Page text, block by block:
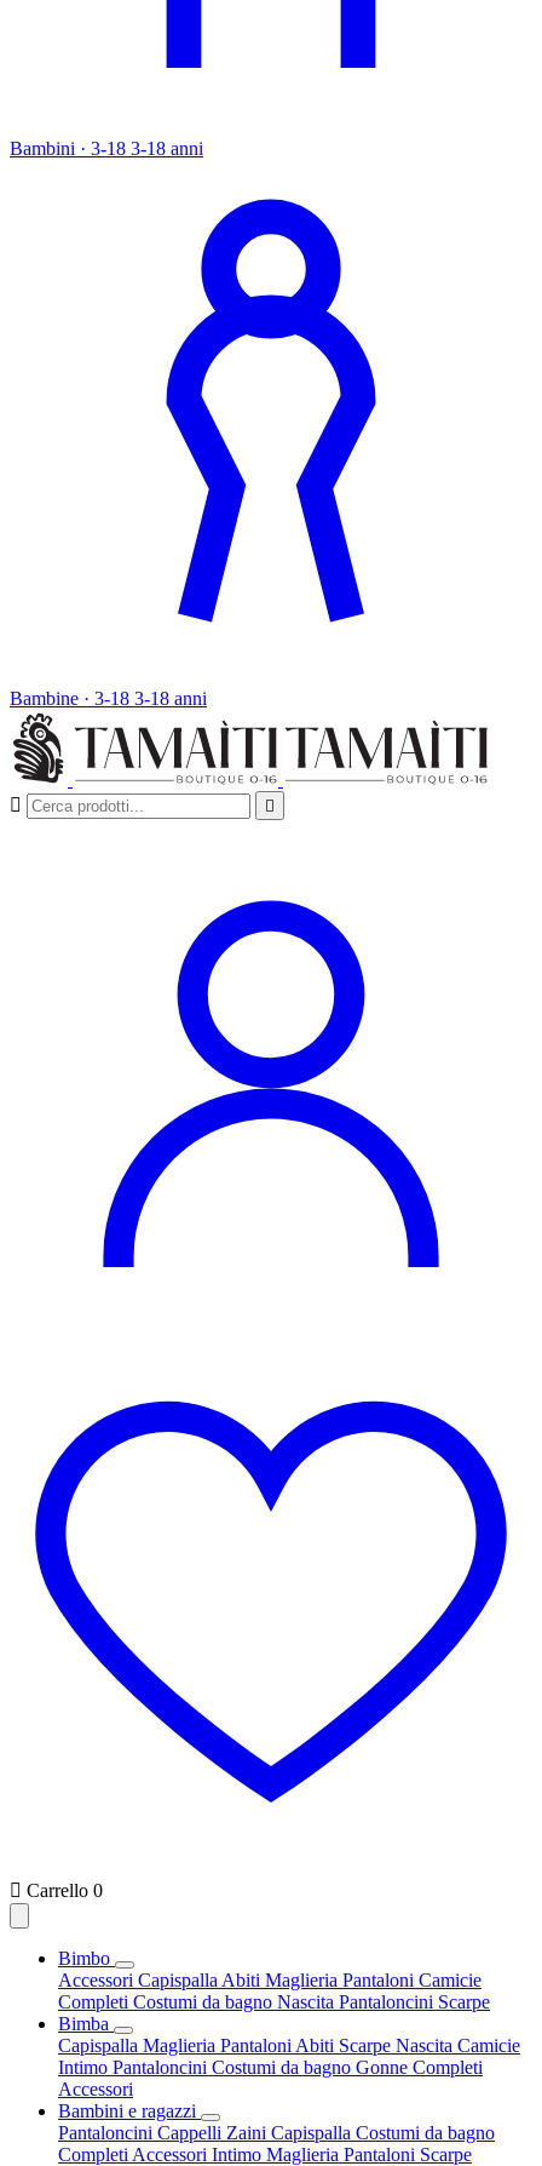
Bambini · 3-18 3-18 anni
Bambine · 3-18 3-18 anni
 
 Carrello 0
Bimbo
Accessori Capispalla Abiti Maglieria Pantaloni Camicie
Completi Costumi da bagno Nascita Pantaloncini Scarpe
Bimba
Capispalla Maglieria Pantaloni Abiti Scarpe Nascita Camicie
Intimo Pantaloncini Costumi da bagno Gonne Completi
Accessori
Bambini e ragazzi
Pantaloncini Cappelli Zaini Capispalla Costumi da bagno
Completi Accessori Intimo Maglieria Pantaloni Scarpe